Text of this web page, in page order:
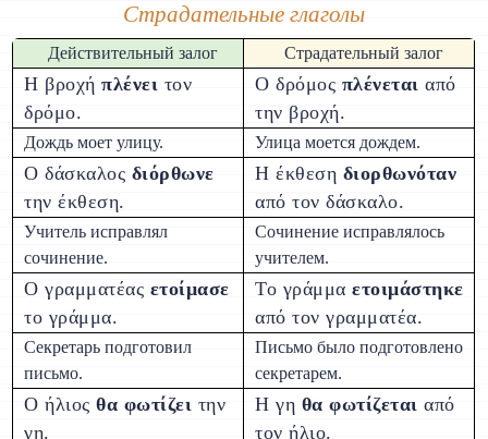
Страдательные глаголы
Действительный залог Страдательный залог
Η βροχήπλένει τον
δρόμο.
О δρόμος πλένεται από
την βροχή.
Дождь моет улицу. Улица моется дождем.
О δάσκαλος διόρθωνε
την έκθεση.
Η έκθεση διορθωνόταν
από τον δάσκαλο.
Учитель исправлял
сочинение.
Сочинение исправлялось
учителем.
О γραμματέας ετοίμασε
το γράμμα.
Το γράμμαετοιμάστηκε
από τον γραμματέα.
Секретарь подготовил
письмо.
Письмо было подготовлено
секретарем.
О ήλιοςθα φωτίζει την
γη.
Η γη θα φωτίζεται από
τον ήλιο.